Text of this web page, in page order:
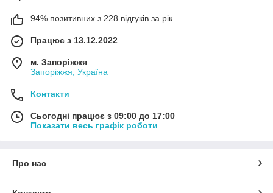
94% позитивних з 228 відгуків за рік
Працює з 13.12.2022
м. Запоріжжя
Запоріжжя, Україна
Контакти
Сьогодні працює з 09:00 до 17:00
Показати весь графік роботи
Про нас